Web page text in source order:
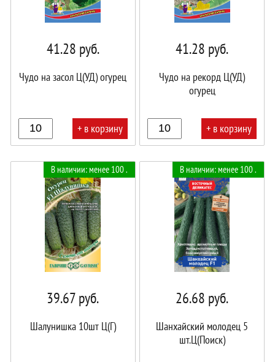
41.28 руб.
Чудо на засол Ц(УД) огурец
+ в корзину
41.28 руб.
Чудо на рекорд Ц(УД)
огурец
+ в корзину
В наличии: менее 100 .
39.67руб.
Шалунишка 10шт Ц(Г)
В наличии: менее 100 .
26.68 руб.
Шанхайский молодец 5
шт.Ц(Поиск)